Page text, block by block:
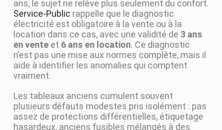
ans, le sujet ne relève plus seulement du confort.
Service-Public rappelle que le diagnostic
électricité est obligatoire à la vente ou à la
location dans ce cas, avec une validité de 3 ans
en venteet 6 ans en location. Ce diagnostic
n’est pas une mise aux normes complète, mais il
aide à identifier les anomalies qui comptent
vraiment.
Les tableaux anciens cumulent souvent
plusieurs défauts modestes pris isolément : pas
assez de protections différentielles, étiquetage
hasardeux, anciens fusibles mélangés à des